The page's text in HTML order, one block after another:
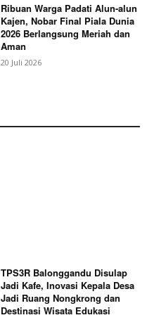
Ribuan Warga Padati Alun-alun
Kajen, Nobar Final Piala Dunia
2026 Berlangsung Meriah dan
Aman
20 Juli 2026
TPS3R Balonggandu Disulap
Jadi Kafe, Inovasi Kepala Desa
Jadi Ruang Nongkrong dan
Destinasi Wisata Edukasi